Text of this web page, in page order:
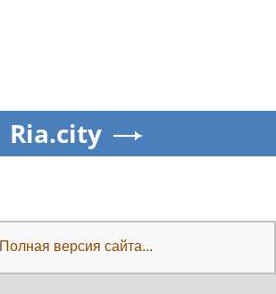
Ria.city
Полная версия сайта...